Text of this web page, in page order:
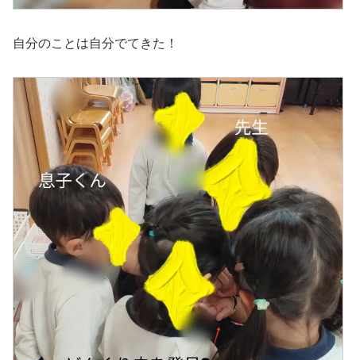
自分のことは自分でてきた！